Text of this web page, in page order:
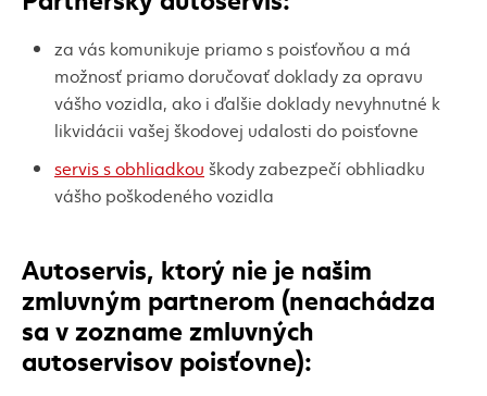
za vás komunikuje priamo s poisťovňou a má
možnosť priamo doručovať doklady za opravu
vášho vozidla, ako i ďalšie doklady nevyhnutné k
likvidácii vašej škodovej udalosti do poisťovne
servis s obhliadkou škody zabezpečí obhliadku
vášho poškodeného vozidla
Autoservis, ktorý nie je našim
zmluvným partnerom (nenachádza
sa v zozname zmluvných
autoservisov poisťovne):